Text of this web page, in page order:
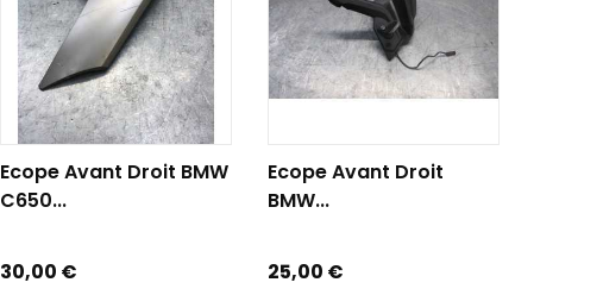
AJOUTER AU PANIER
Ecope Avant Droit BMW
C650...
Prix
30,00 €
Ecope Avant Droit
BMW...
Prix
25,00 €